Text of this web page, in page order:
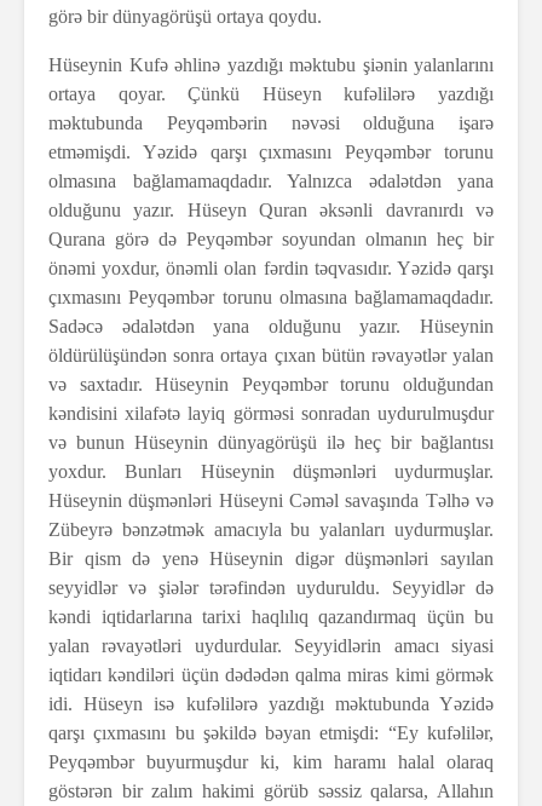
görə bir dünyagörüşü ortaya qoydu.
Hüseynin Kufə əhlinə yazdığı məktubu şiənin yalanlarını
ortaya qoyar. Çünkü Hüseyn kufəlilərə yazdığı
məktubunda Peyqəmbərin nəvəsi olduğuna işarə
etməmişdi. Yəzidə qarşı çıxmasını Peyqəmbər torunu
olmasına bağlamamaqdadır. Yalnızca ədalətdən yana
olduğunu yazır. Hüseyn Quran əksənli davranırdı və
Qurana görə də Peyqəmbər soyundan olmanın heç bir
önəmi yoxdur, önəmli olan fərdin təqvasıdır. Yəzidə qarşı
çıxmasını Peyqəmbər torunu olmasına bağlamamaqdadır.
Sadəcə ədalətdən yana olduğunu yazır. Hüseynin
öldürülüşündən sonra ortaya çıxan bütün rəvayətlər yalan
və saxtadır. Hüseynin Peyqəmbər torunu olduğundan
kəndisini xilafətə layiq görməsi sonradan uydurulmuşdur
və bunun Hüseynin dünyagörüşü ilə heç bir bağlantısı
yoxdur. Bunları Hüseynin düşmənləri uydurmuşlar.
Hüseynin düşmənləri Hüseyni Cəməl savaşında Təlhə və
Zübeyrə bənzətmək amacıyla bu yalanları uydurmuşlar.
Bir qism də yenə Hüseynin digər düşmənləri sayılan
seyyidlər və şiələr tərəfindən uyduruldu. Seyyidlər də
kəndi iqtidarlarına tarixi haqlılıq qazandırmaq üçün bu
yalan rəvayətləri uydurdular. Seyyidlərin amacı siyasi
iqtidarı kəndiləri üçün dədədən qalma miras kimi görmək
idi. Hüseyn isə kufəlilərə yazdığı məktubunda Yəzidə
qarşı çıxmasını bu şəkildə bəyan etmişdi: “Ey kufəlilər,
Peyqəmbər buyurmuşdur ki, kim haramı halal olaraq
göstərən bir zalım hakimi görüb səssiz qalarsa, Allahın